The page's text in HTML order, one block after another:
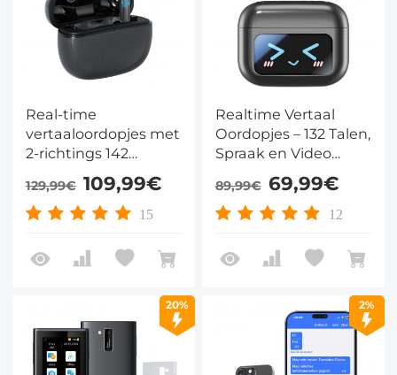
Real-time
vertaaloordopjes met
2-richtings 142
talen/accenten, 6
vertaalmodi,
gespreksvertaling &
129,99€ 109,99€
15
Realtime Vertaal
Oordopjes – 132 Talen,
Spraak en Video
Vertaling, AI Notities,
LCD Touchscreen
Kentfaith
89,99€ 69,99€
12
20% 2%